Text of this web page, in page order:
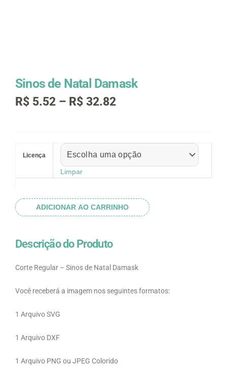
Sinos de Natal Damask
R$ 5.52 – R$ 32.82Faixa
através
R$ 32.82
Licença
Limpar
Natal
ADICIONAR AO CARRINHO
Descrição do Produto
Corte Regular – Sinos de Natal Damask
Você receberá a imagem nos seguintes formatos:
1 Arquivo SVG
1 Arquivo DXF
1 Arquivo PNG ou JPEG Colorido